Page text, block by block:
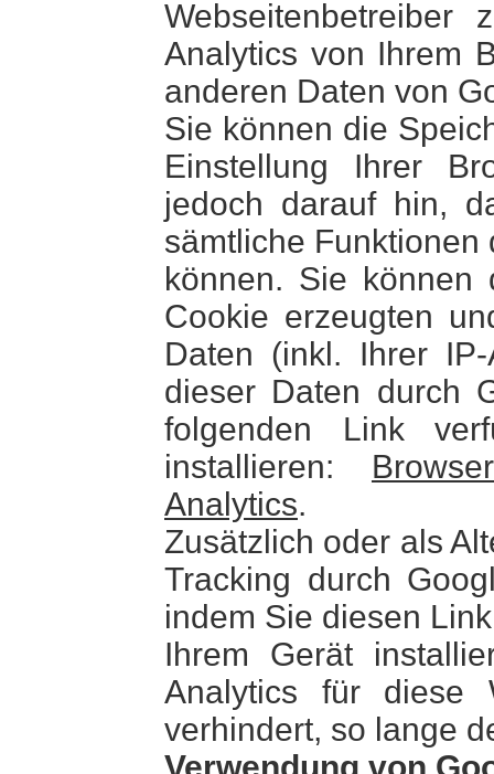
Analytics von Ihrem
anderen Daten von
Sie können die
Einstellung Ihrer
jedoch darauf hin,
sämtliche
können. Sie können
Cookie erzeugten
Daten (inkl. Ihrer
dieser Daten durch
folgenden Link
installieren:
Analytics.
Zusätzlich oder als
Tracking durch
indem Sie diesen
Ihrem Gerät
Analytics für diese
verhindert, so lange